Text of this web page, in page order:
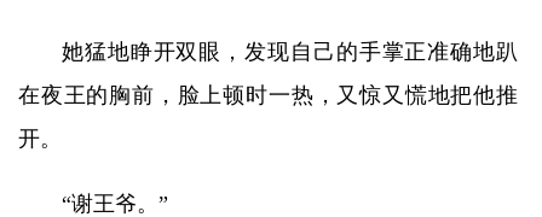
她猛地睁开双眼，发现自己的手掌正准确地趴
在夜王的胸前，脸上顿时一热，又惊又慌地把他推
开。
“谢王爷。”